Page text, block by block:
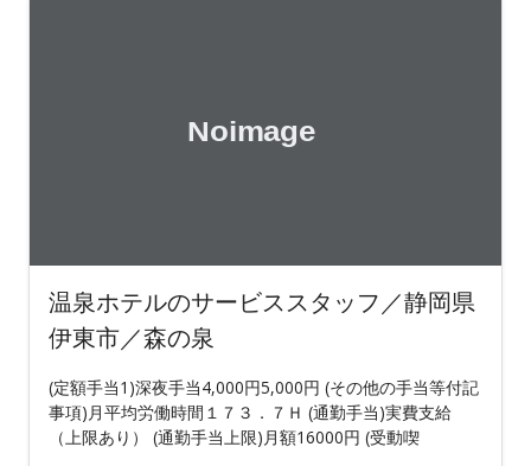
温泉ホテルのサービススタッフ／静岡県
伊東市／森の泉
(定額手当1)深夜手当4,000円5,000円 (その他の手当等付記
事項)月平均労働時間１７３．７Ｈ (通勤手当)実費支給
（上限あり） (通勤手当上限)月額16000円 (受動喫